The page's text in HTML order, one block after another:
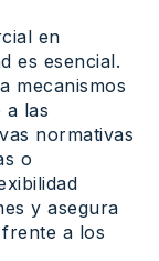
en
es esencial.
mecanismos
a las
normativas
o
y asegura
a los